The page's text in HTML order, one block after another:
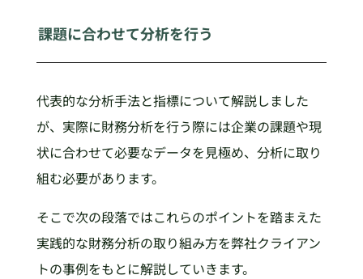
課題に合わせて分析を行う
代表的な分析手法と指標について解説しました
が、実際に財務分析を行う際には企業の課題や現
状に合わせて必要なデータを見極め、分析に取り
組む必要があります。
そこで次の段落ではこれらのポイントを踏まえた
実践的な財務分析の取り組み方を弊社クライアン
トの事例をもとに解説していきます。